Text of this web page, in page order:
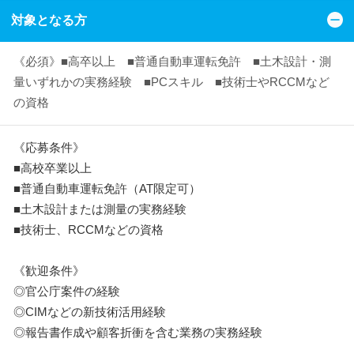
対象となる方
《必須》■高卒以上 ■普通自動車運転免許 ■土木設計・測
量いずれかの実務経験 ■PCスキル ■技術士やRCCMなど
の資格
《応募条件》
■高校卒業以上
■普通自動車運転免許（AT限定可）
■土木設計または測量の実務経験
■技術士、RCCMなどの資格
《歓迎条件》
◎官公庁案件の経験
◎CIMなどの新技術活用経験
◎報告書作成や顧客折衝を含む業務の実務経験